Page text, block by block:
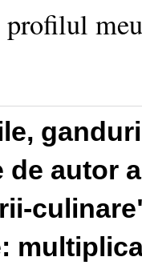
de autor